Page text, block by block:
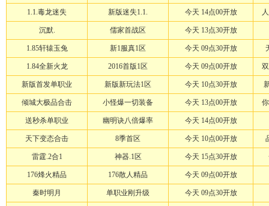
1.1.毒龙迷失 新版迷失1.1. 今天 14点00开放
沉默. 儒家首战区 今天 13点30开放
1.85轩辕玉兔 新1服真1区 今天 09点30开放
1.84全新火龙 2016首版1区 今天 09点00开放
新版首发单职业 新版新玩法1区 今天 10点30开放
倾城大极品合击 小怪爆一切装备 今天 13点00开放
送秒杀单职业 幽明诀八倍爆率 今天 14点00开放
天下变态合击 8季首区 今天 10点00开放
雷霆.2合1 神器.1区 今天 15点30开放
176烽火精品 176散人精品 今天 09点00开放
秦时明月 单职业刚升级 今天 09点30开放